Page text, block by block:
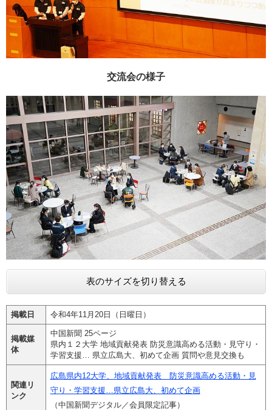
交流会の様子
表のサイズを切り替える
掲載日 令和4年11月20日（日曜日）
掲載媒
体
中国新聞 25ページ​
県内１２大学 地域貢献発表 防災意識高める活動・見守り・
学習支援… 県立広島大、初めて企画 質問や意見交換も
関連リ
ンク
広島県内12大学、地域貢献発表 防災意識高める活動・見
守り・学習支援…県立広島大、初めて企画
（中国新聞デジタル／会員限定記事）